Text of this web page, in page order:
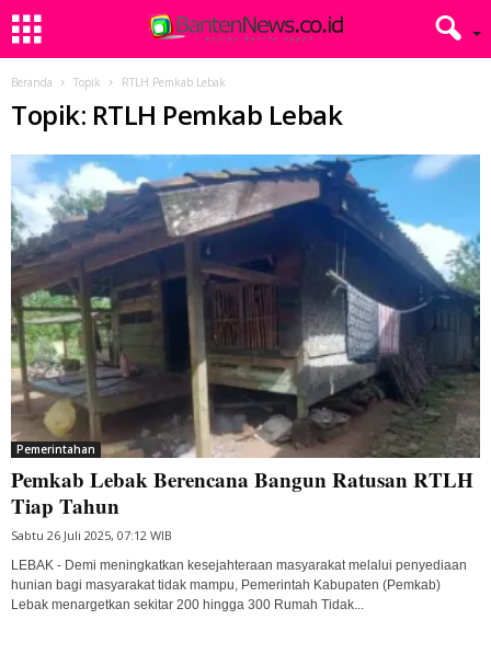
Beranda Topik RTLH Pemkab Lebak
Topik: RTLH Pemkab Lebak
Pemerintahan
Pemkab Lebak Berencana Bangun Ratusan RTLH
Tiap Tahun
Sabtu 26 Juli 2025, 07:12 WIB
LEBAK - Demi meningkatkan kesejahteraan masyarakat melalui penyediaan
hunian bagi masyarakat tidak mampu, Pemerintah Kabupaten (Pemkab)
Lebak menargetkan sekitar 200 hingga 300 Rumah Tidak...